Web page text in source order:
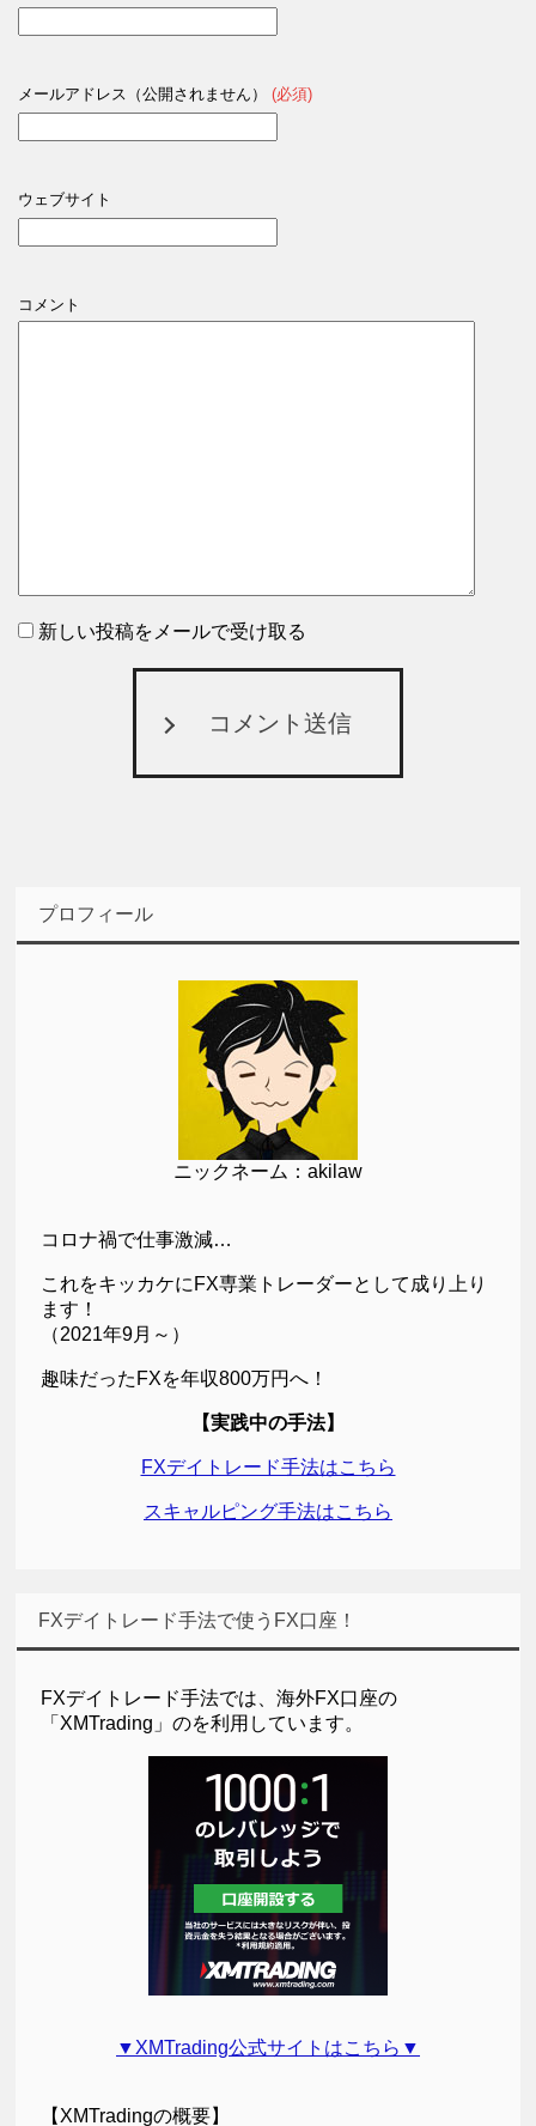
メールアドレス（公開されません） (必須)
ウェブサイト
コメント
新しい投稿をメールで受け取る
コメント送信
プロフィール
ニックネーム：akilaw
コロナ禍で仕事激減…
これをキッカケにFX専業トレーダーとして成り上り
ます！
（2021年9月～）
趣味だったFXを年収800万円へ！
【実践中の手法】
FXデイトレード手法はこちら
スキャルピング手法はこちら
FXデイトレード手法で使うFX口座！
FXデイトレード手法では、海外FX口座の
「XMTrading」のを利用しています。
▼XMTrading公式サイトはこちら▼
【XMTradingの概要】